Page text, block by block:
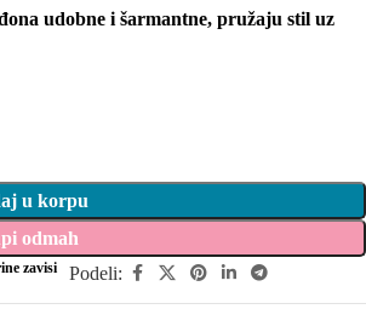
udobne i šarmantne, pružaju stil uz
u korpu
odmah
zavisi
Podeli: